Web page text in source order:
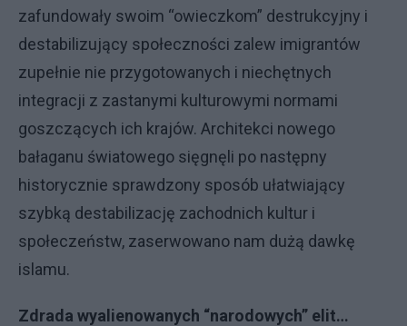
zafundowały swoim “owieczkom” destrukcyjny i
destabilizujący społeczności zalew imigrantów
zupełnie nie przygotowanych i niechętnych
integracji z zastanymi kulturowymi normami
goszczących ich krajów. Architekci nowego
bałaganu światowego sięgnęli po następny
historycznie sprawdzony sposób ułatwiający
szybką destabilizację zachodnich kultur i
społeczeństw, zaserwowano nam dużą dawkę
islamu.
Zdrada wyalienowanych “narodowych” elit…